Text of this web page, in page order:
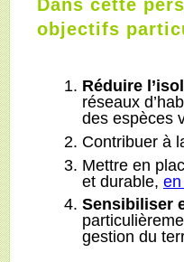
Dans cette
objectifs
Réduire
réseaux
des espèces
Contribuer à
Mettre en
et durable,
Sensibiliser
gestion du